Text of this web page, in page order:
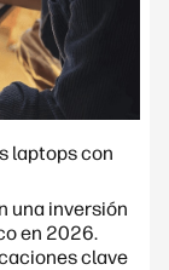
laptops con
una inversión
en 2026.
clave